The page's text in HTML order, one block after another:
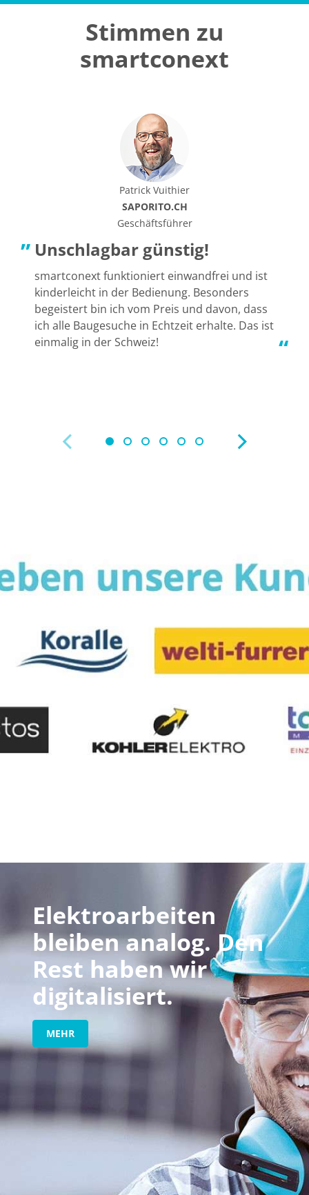
Stimmen zu
smartconext
Patrick Vuithier
SAPORITO.CH
Geschäftsführer
Unschlagbar günstig!
smartconext funktioniert einwandfrei und ist
kinderleicht in der Bedienung. Besonders
begeistert bin ich vom Preis und davon, dass
ich alle Baugesuche in Echtzeit erhalte. Das ist
einmalig in der Schweiz!
Elektroarbeiten
bleiben analog. Den
Rest haben wir
digitalisiert.
MEHR